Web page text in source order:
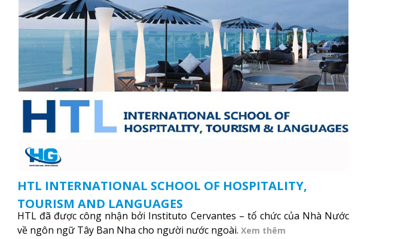
HTL INTERNATIONAL SCHOOL OF HOSPITALITY,
TOURISM AND LANGUAGES
HTL đã được công nhận bởi Instituto Cervantes – tổ chức của Nhà Nước
về ngôn ngữ Tây Ban Nha cho người nước ngoài. Xem thêm